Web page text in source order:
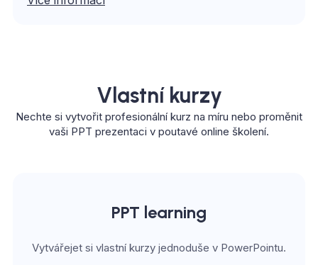
Vlastní kurzy
Nechte si vytvořit profesionální kurz na míru nebo proměnit
vaši PPT prezentaci v poutavé online školení.
PPT learning
Vytvářejet si vlastní kurzy jednoduše v PowerPointu.